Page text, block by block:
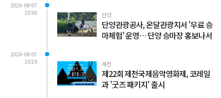
2026-08-07
10:50
단양
단양관광공사, 온달관광지서 '무료 승
마체험' 운영… 단양 승마장 홍보나서
2026-08-07
10:29
제천
제22회 제천국제음악영화제, 코레일
과 '굿즈 패키지' 출시